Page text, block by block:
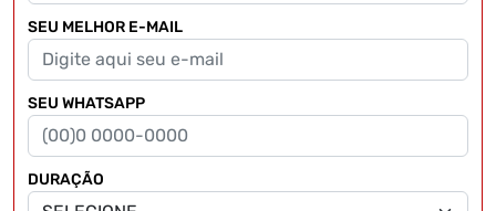
SEU MELHOR E-MAIL
SEU WHATSAPP
DURAÇÃO